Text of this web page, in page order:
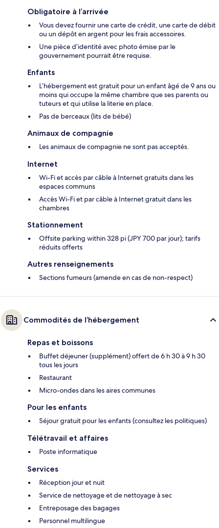
Obligatoire à l’arrivée
Vous devez fournir une carte de crédit, une carte de débit
ou un dépôt en argent pour les frais accessoires.
Une pièce d’identité avec photo émise par le
gouvernement pourrait être requise.
Enfants
L’hébergement est gratuit pour un enfant âgé de 9 ans ou
moins qui occupe la même chambre que ses parents ou
tuteurs et qui utilise la literie en place.
Pas de berceaux (lits de bébé)
Animaux de compagnie
Les animaux de compagnie ne sont pas acceptés.
Internet
Wi-Fi et accès par câble à Internet gratuits dans les
espaces communs
Accès Wi-Fi et par câble à Internet gratuit dans les
chambres
Stationnement
Offsite parking within 328 pi (JPY 700 par jour); tarifs
réduits offerts
Autres renseignements
Sections fumeurs (amende en cas de non-respect)
Commodités de l’hébergement
Repas et boissons
Buffet déjeuner (supplément) offert de 6 h 30 à 9 h 30
tous les jours
Restaurant
Micro-ondes dans les aires communes
Pour les enfants
Séjour gratuit pour les enfants (consultez les politiques)
Télétravail et affaires
Poste informatique
Services
Réception jour et nuit
Service de nettoyage et de nettoyage à sec
Entreposage des bagages
Personnel multilingue